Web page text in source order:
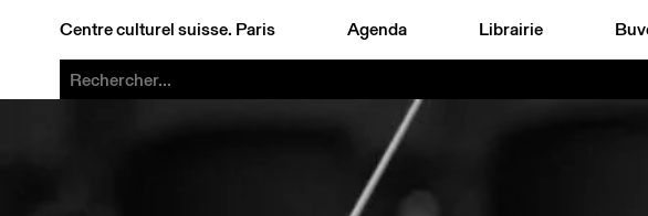
Centre culturel suisse. Paris Agenda Librairie